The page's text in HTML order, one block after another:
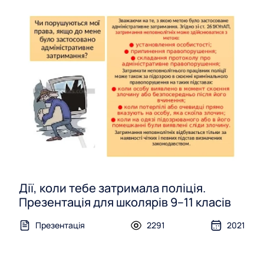
Дії, коли тебе затримала поліція.
Презентація для школярів 9–11 класів
Презентація 2291 2021